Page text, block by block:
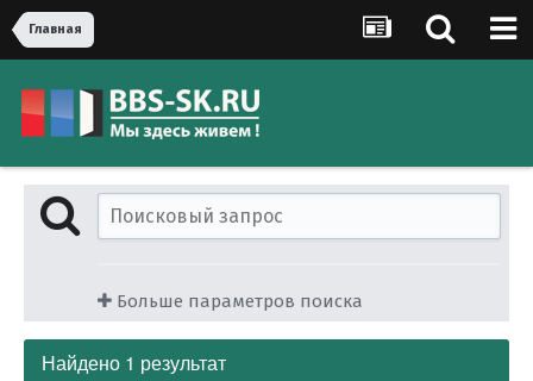
Главная
Больше параметров поиска
Найдено 1 результат